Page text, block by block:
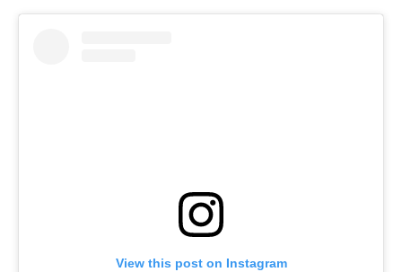
View this post on Instagram